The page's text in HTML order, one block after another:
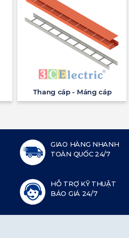
Thang cáp - Máng cáp
GIAO HÀNG NHANH
TOÀN QUỐC 24/7
HỖ TRỢ KỸ THUẬT
BÁO GIÁ 24/7